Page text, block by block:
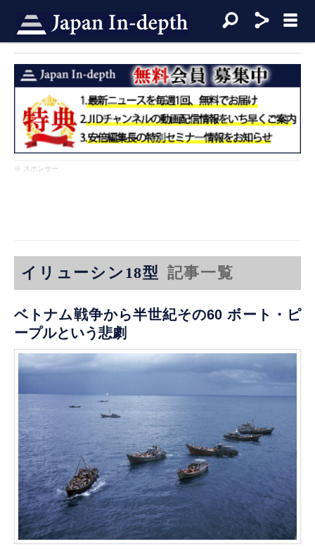
※ スポンサー
イリューシン18型 記事一覧
ベトナム戦争から半世紀その60 ボート・ピ
ープルという悲劇